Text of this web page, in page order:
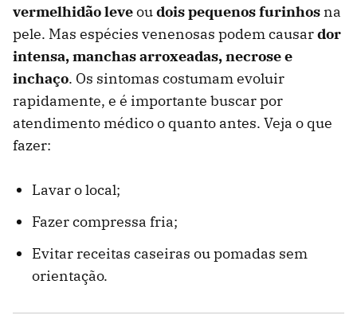
vermelhidão leveoudois pequenos furinhos na
pele. Mas espécies venenosas podem causardor
intensa, manchas arroxeadas, necrose e
inchaço. Os sintomas costumam evoluir
rapidamente, e é importante buscar por
atendimento médico o quanto antes. Veja o que
fazer:
Lavar o local;
Fazer compressa fria;
Evitar receitas caseiras ou pomadas sem
orientação.